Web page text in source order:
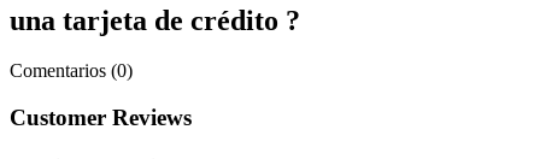
una tarjeta de crédito ?
Comentarios (0)
Customer Reviews